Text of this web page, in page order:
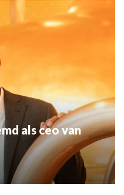
als ceo van